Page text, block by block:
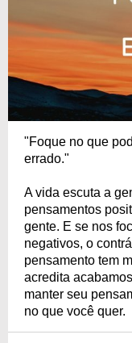
"Foque no que
errado."
A vida escuta a
pensamentos
gente. E se nos
negativos, o
pensamento tem
acredita
manter seu
no que você quer.